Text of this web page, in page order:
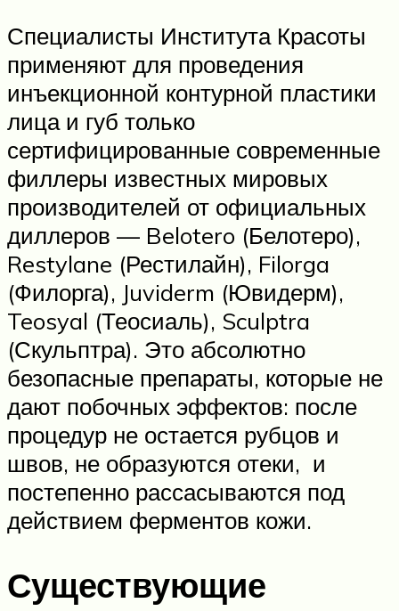
Специалисты Института Красоты
применяют для проведения
инъекционной контурной пластики
лица и губ только
сертифицированные современные
филлеры известных мировых
производителей от официальных
диллеров — Belotero (Белотеро),
Restylane (Рестилайн), Filorga
(Филорга), Juviderm (Ювидерм),
Teosyal (Теосиаль), Sculptra
(Скульптра). Это абсолютно
безопасные препараты, которые не
дают побочных эффектов: после
процедур не остается рубцов и
швов, не образуются отеки, и
постепенно рассасываются под
действием ферментов кожи.
Существующие